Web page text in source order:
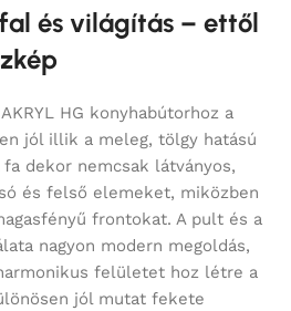
és világítás – ettől
AKRYL HG konyhabútorhoz a
jól illik a meleg, tölgy hatású
dekor nemcsak látványos,
és felső elemeket, miközben
frontokat. A pult és a
nagyon modern megoldás,
felületet hoz létre a
jól mutat fekete